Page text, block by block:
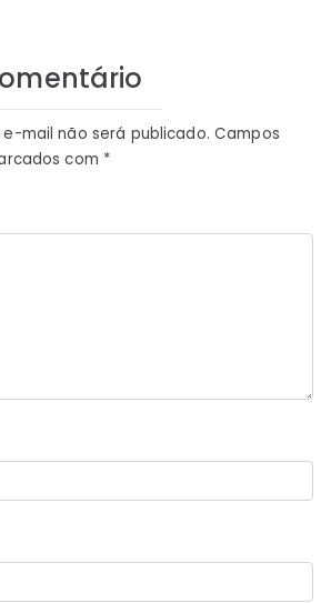
mail não será publicado. Campos
com *